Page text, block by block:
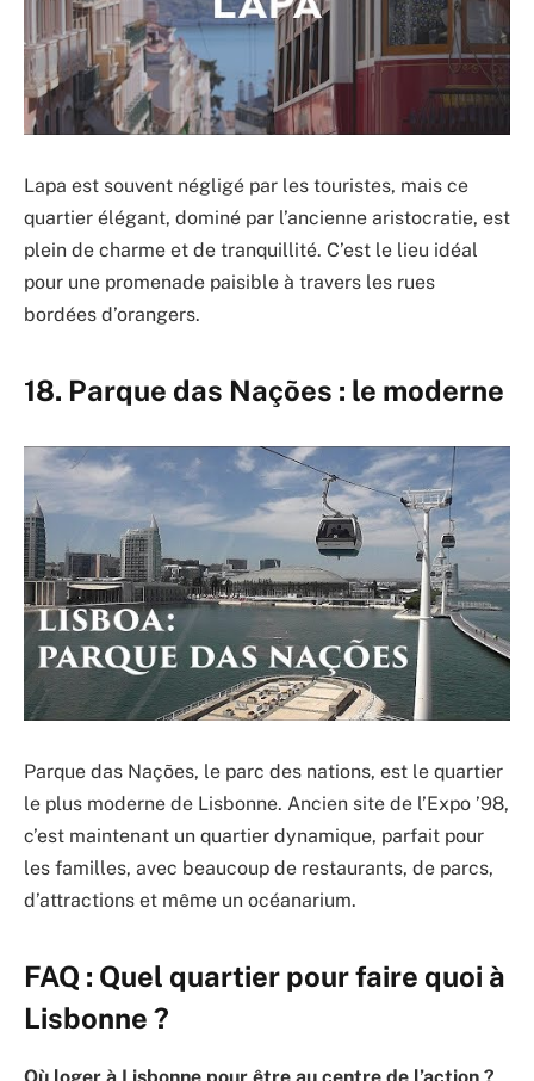
Lapa est souvent négligé par les touristes, mais ce
quartier élégant, dominé par l’ancienne aristocratie, est
plein de charme et de tranquillité. C’est le lieu idéal
pour une promenade paisible à travers les rues
bordées d’orangers.
18. Parque das Nações : le moderne
Parque das Nações, le parc des nations, est le quartier
le plus moderne de Lisbonne. Ancien site de l’Expo ’98,
c’est maintenant un quartier dynamique, parfait pour
les familles, avec beaucoup de restaurants, de parcs,
d’attractions et même un océanarium.
FAQ : Quel quartier pour faire quoi à
Lisbonne ?
Où loger à Lisbonne pour être au centre de l’action ?